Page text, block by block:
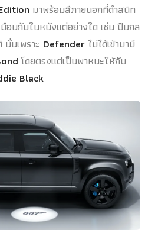
มาพร้อมสีภายนอกที่ดำสนิท
อนกับในหนังแต่อย่างใด เช่น ปืนกล
นเพราะ Defenderไม่ได้เข้ามามี
โดยตรงแต่เป็นพาหนะให้กับ
Black